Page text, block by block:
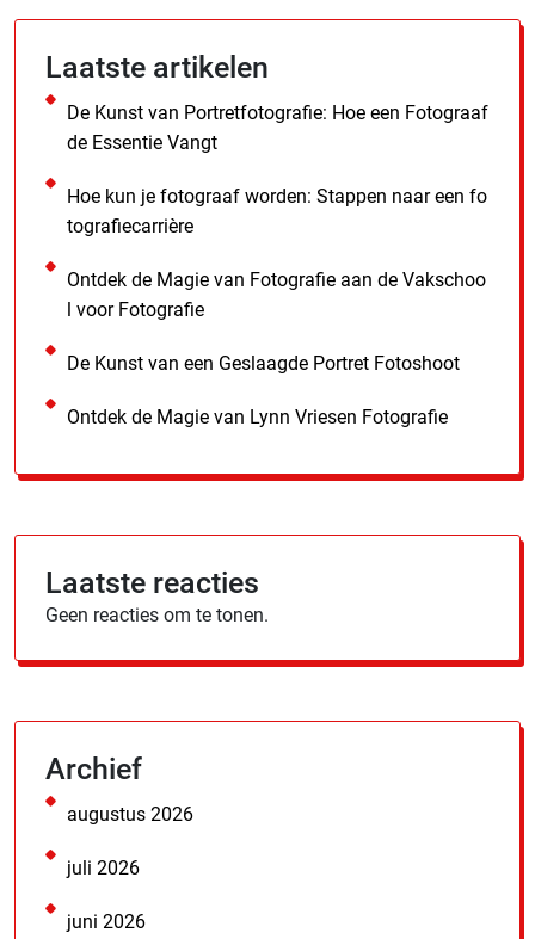
Laatste artikelen
De Kunst van Portretfotografie: Hoe een Fotograaf
de Essentie Vangt
Hoe kun je fotograaf worden: Stappen naar een fo
tografiecarrière
Ontdek de Magie van Fotografie aan de Vakschoo
l voor Fotografie
De Kunst van een Geslaagde Portret Fotoshoot
Ontdek de Magie van Lynn Vriesen Fotografie
Laatste reacties
Geen reacties om te tonen.
Archief
augustus 2026
juli 2026
juni 2026